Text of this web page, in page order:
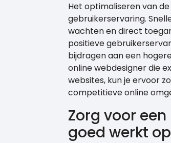
Het optimaliseren van
gebruikerservaring.
wachten en direct
positieve
bijdragen aan een
online webdesigner die
websites, kun je ervoor
competitieve online
Zorg voor
goed werkt